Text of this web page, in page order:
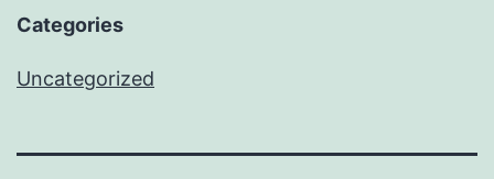
Categories
Uncategorized